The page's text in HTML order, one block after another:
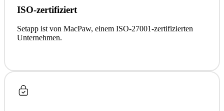
ISO-zertifiziert
Setapp ist von MacPaw, einem ISO-27001-zertifizierten
Unternehmen.